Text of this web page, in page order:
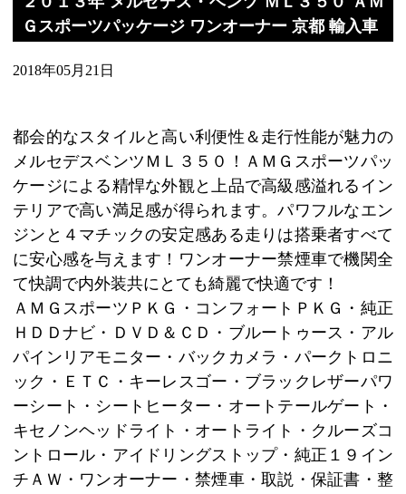
Ｇスポーツパッケージ ワンオーナー 京都 輸入車
2018年05月21日
都会的なスタイルと高い利便性＆走行性能が魅力の
メルセデスベンツＭＬ３５０！ＡＭＧスポーツパッ
ケージによる精悍な外観と上品で高級感溢れるイン
テリアで高い満足感が得られます。パワフルなエン
ジンと４マチックの安定感ある走りは搭乗者すべて
に安心感を与えます！ワンオーナー禁煙車で機関全
て快調で内外装共にとても綺麗で快適です！
ＡＭＧスポーツＰＫＧ・コンフォートＰＫＧ・純正
ＨＤＤナビ・ＤＶＤ＆ＣＤ・ブルートゥース・アル
パインリアモニター・バックカメラ・パークトロニ
ック・ＥＴＣ・キーレスゴー・ブラックレザーパワ
ーシート・シートヒーター・オートテールゲート・
キセノンヘッドライト・オートライト・クルーズコ
ントロール・アイドリングストップ・純正１９イン
チＡＷ・ワンオーナー・禁煙車・取説・保証書・整